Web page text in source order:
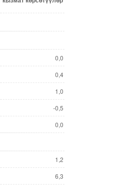
0,0
0,4
1,0
-0,5
0,0
1,2
6,3